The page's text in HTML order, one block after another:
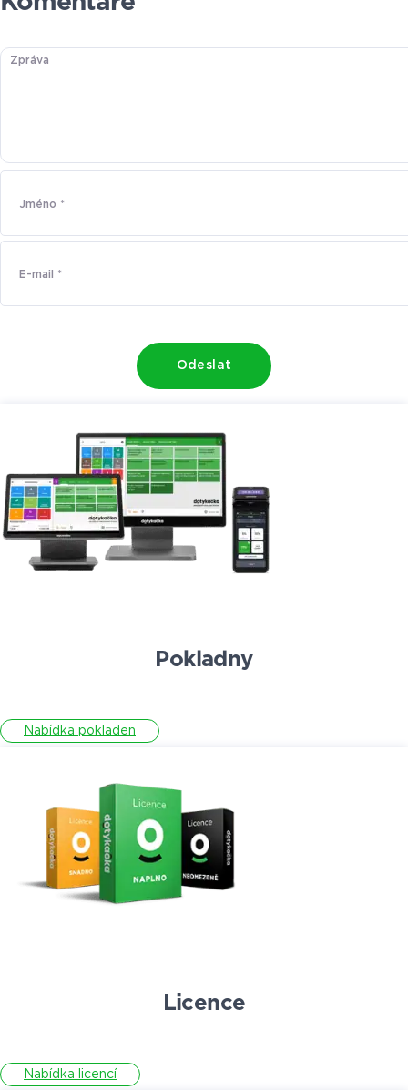
Odeslat
Pokladny
Nabídka pokladen
Licence
Nabídka licencí